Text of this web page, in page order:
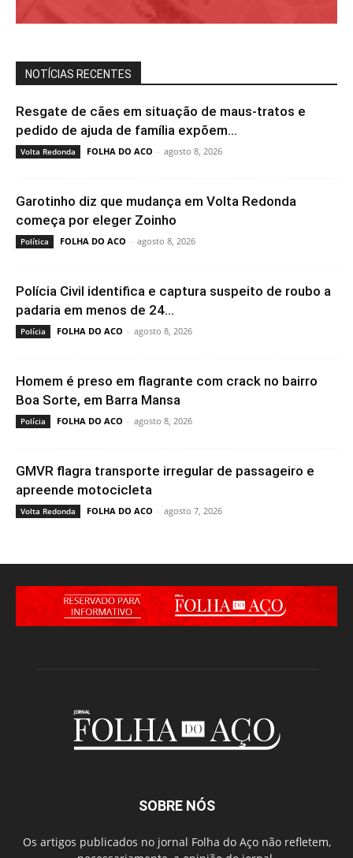
NOTÍCIAS RECENTES
Resgate de cães em situação de maus-tratos e
pedido de ajuda de família expõem...
Volta Redonda FOLHA DO ACO - agosto 8, 2026
Garotinho diz que mudança em Volta Redonda
começa por eleger Zoinho
Política FOLHA DO ACO - agosto 8, 2026
Polícia Civil identifica e captura suspeito de roubo a
padaria em menos de 24...
Polícia FOLHA DO ACO - agosto 8, 2026
Homem é preso em flagrante com crack no bairro
Boa Sorte, em Barra Mansa
Polícia FOLHA DO ACO - agosto 8, 2026
GMVR flagra transporte irregular de passageiro e
apreende motocicleta
Volta Redonda FOLHA DO ACO - agosto 7, 2026
SOBRE NÓS
Os artigos publicados no jornal Folha do Aço não refletem,